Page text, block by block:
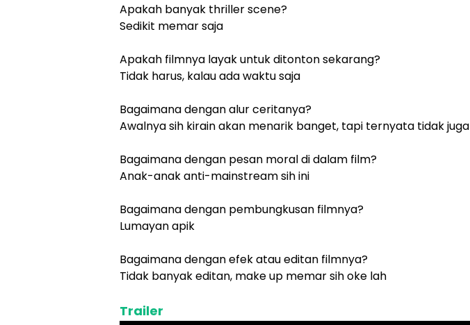
Apakah banyak thriller scene?
Sedikit memar saja
Apakah filmnya layak untuk ditonton sekarang?
Tidak harus, kalau ada waktu saja
Bagaimana dengan alur ceritanya?
Awalnya sih kirain akan menarik banget, tapi ternyata tidak juga
Bagaimana dengan pesan moral di dalam film?
Anak-anak anti-mainstream sih ini
Bagaimana dengan pembungkusan filmnya?
Lumayan apik
Bagaimana dengan efek atau editan filmnya?
Tidak banyak editan, make up memar sih oke lah
Trailer